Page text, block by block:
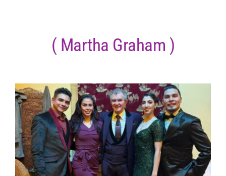
( Martha Graham )